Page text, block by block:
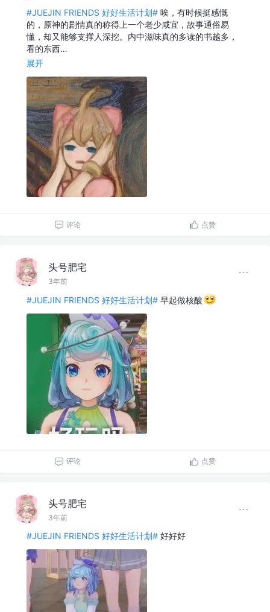
#JUEJIN FRIENDS 好好生活计划# 唉，有时候挺感慨
的，原神的剧情真的称得上一个老少咸宜，故事通俗易
懂，却又能够支撑人深挖。内中滋味真的多读的书越多，
看的东西…
展开
评论 点赞
头号肥宅
3年前
#JUEJIN FRIENDS 好好生活计划# 早起做核酸
评论 点赞
头号肥宅
3年前
#JUEJIN FRIENDS 好好生活计划# 好好好